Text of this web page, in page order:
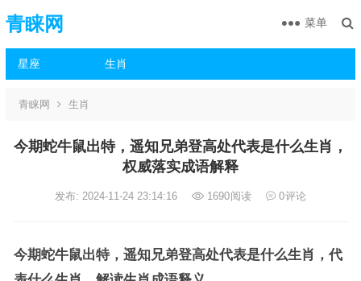
青睐网
星座 生肖
菜单
青睐网 生肖
今期蛇牛鼠出特，遥知兄弟登高处代表是什么生肖，
权威落实成语解释
发布: 2024-11-24 23:14:16 1690阅读 0评论
今期蛇牛鼠出特，遥知兄弟登高处代表是什么生肖，代